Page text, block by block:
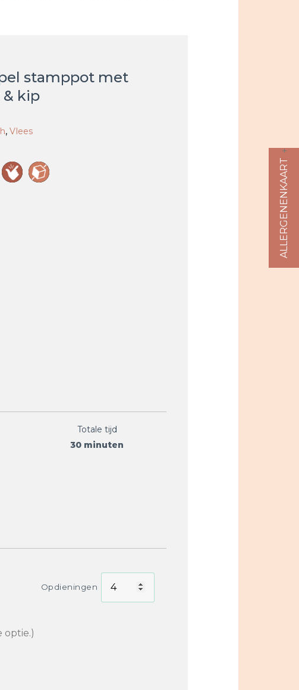
ALLERGENENKAART
stamppot met
kip
,Vlees
Totale tijd
30 minuten
Opdieningen
optie.)